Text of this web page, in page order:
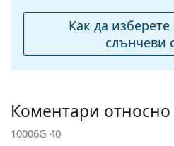
доставяни с торбичка от
Разгледайте пълната ни
откриете повече модели
моста:
350 гр.
Да
панти:
Аксесоари
Как да
слънчеви
Коментари относно
10006G 40